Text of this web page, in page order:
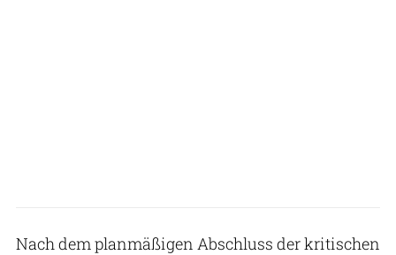
Nach dem planmäßigen Abschluss der kritischen